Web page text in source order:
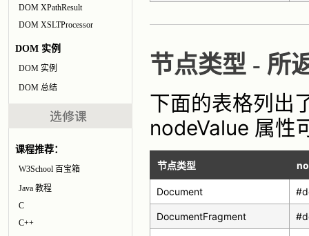
DOM XPathResult
DOM XSLTProcessor
DOM 实例
DOM 实例
DOM 总结
课程推荐：
W3School 百宝箱
Java 教程
C
C++
节点类型 - 所
下面的表格列出
nodeValue 属性
节点类型
Document
DocumentFragment